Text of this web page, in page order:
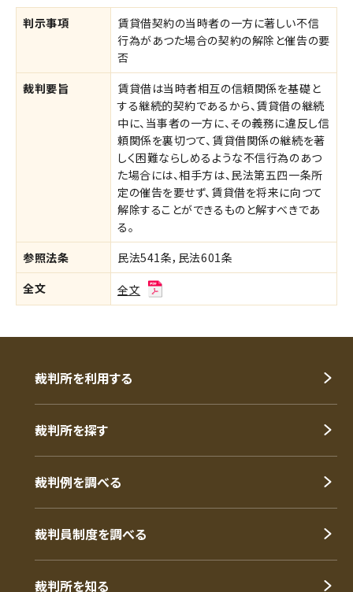
判示事項
賃貸借契約の当時者の一方に著しい不信
行為があつた場合の契約の解除と催告の要
否
裁判要旨
賃貸借は当時者相互の信頼関係を基礎と
する継続的契約であるから、賃貸借の継続
中に、当事者の一方に、その義務に違反し信
頼関係を裏切つて、賃貸借関係の継続を著
しく困難ならしめるような不信行為のあつ
た場合には、相手方は、民法第五四一条所
定の催告を要せず、賃貸借を将来に向つて
解除することができるものと解すべきであ
る。
参照法条
民法541条，民法601条
全文
全文
裁判所を利用する
裁判所を探す
裁判例を調べる
裁判員制度を調べる
裁判所を知る